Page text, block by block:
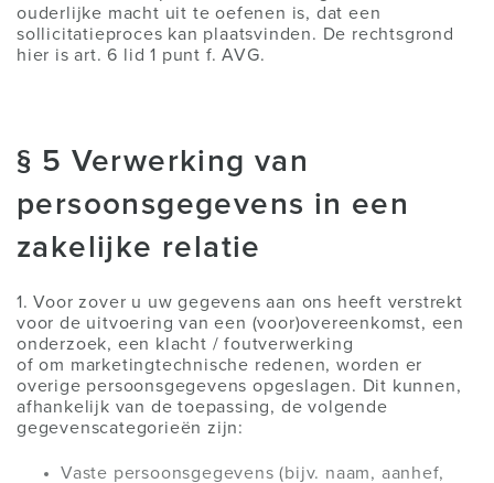
ouderlijke macht uit te oefenen is, dat een
sollicitatieproces kan plaatsvinden. De rechtsgrond
hier is art. 6 lid 1 punt f. AVG.
§ 5 Verwerking van
persoonsgegevens in een
zakelijke relatie
1. Voor zover u uw gegevens aan ons heeft verstrekt
voor de uitvoering van een (voor)overeenkomst, een
onderzoek, een klacht / foutverwerking
of om marketingtechnische redenen, worden er
overige persoonsgegevens opgeslagen. Dit kunnen,
afhankelijk van de toepassing, de volgende
gegevenscategorieën zijn:
Vaste persoonsgegevens (bijv. naam, aanhef,